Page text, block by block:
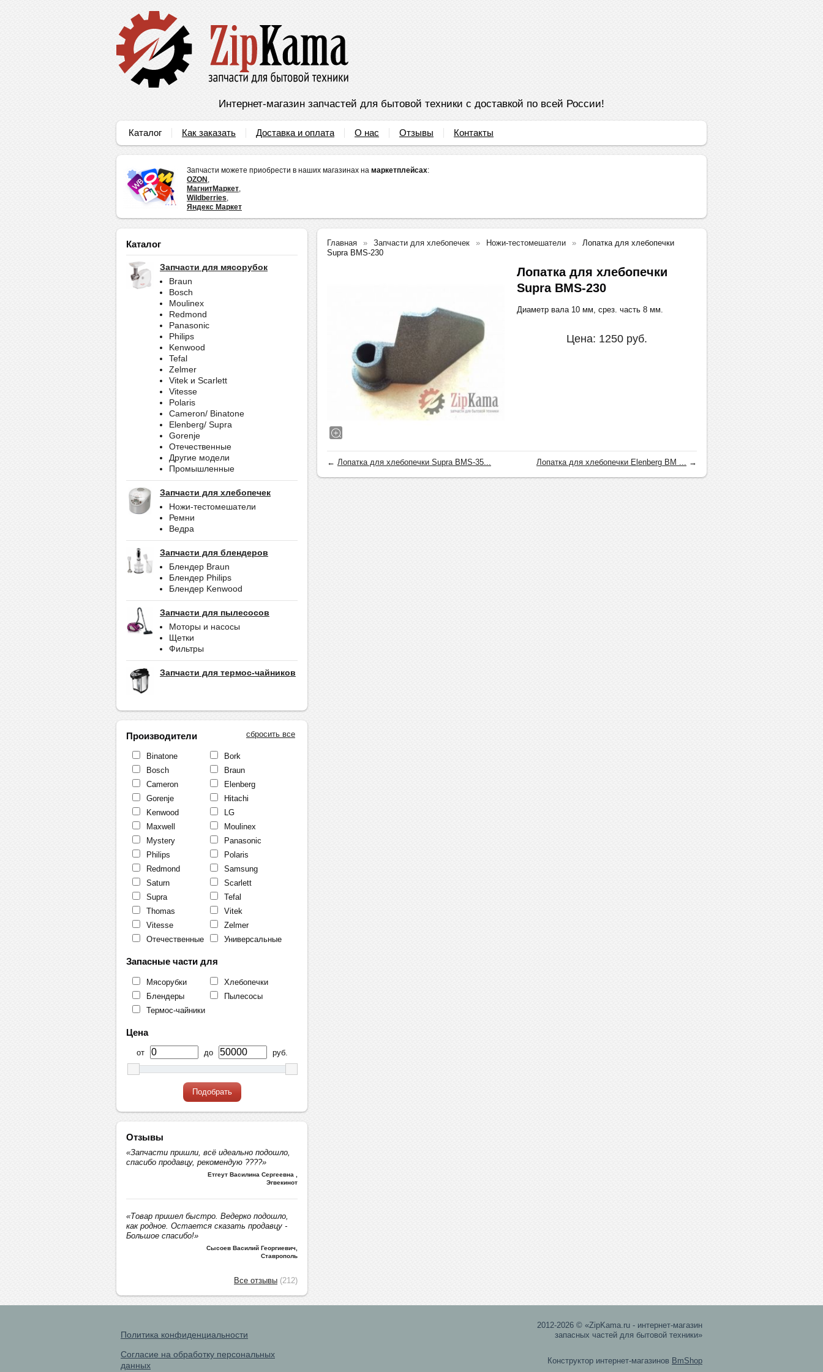
Интернет-магазин запчастей для бытовой техники с доставкой по всей России!
Каталог Как заказать Доставка и оплата О нас Отзывы Контакты
Запчасти можете приобрести в наших магазинах на маркетплейсах:
OZON
МагнитМаркет
Wildberries
Яндекс Маркет
Каталог
Запчасти для мясорубок
Braun
Bosch
Moulinex
Redmond
Panasonic
Philips
Kenwood
Tefal
Zelmer
Vitek и Scarlett
Vitesse
Polaris
Cameron/ Binatone
Elenberg/ Supra
Gorenje
Отечественные
Другие модели
Промышленные
Запчасти для хлебопечек
Ножи-тестомешатели
Ремни
Ведра
Запчасти для блендеров
Блендер Braun
Блендер Philips
Блендер Kenwood
Запчасти для пылесосов
Моторы и насосы
Щетки
Фильтры
Запчасти для термос-чайников
сбросить все
Производители
Binatone
Bork
Bosch
Braun
Cameron
Elenberg
Gorenje
Hitachi
Kenwood
LG
Maxwell
Moulinex
Mystery
Panasonic
Philips
Polaris
Redmond
Samsung
Saturn
Scarlett
Supra
Tefal
Thomas
Vitek
Vitesse
Zelmer
Отечественные
Универсальные
Запасные части для
Мясорубки
Хлебопечки
Блендеры
Пылесосы
Термос-чайники
Цена
от до руб.
Подобрать
Отзывы
«Запчасти пришли, всё идеально подошло,
спасибо продавцу, рекомендую ????»
Етгеут Василина Сергеевна
Эгвекинот
«Товар пришел быстро. Ведерко подошло,
как родное. Остается сказать продавцу -
Большое спасибо!»
Сысоев Василий Георгиевич
Ставрополь
Все отзывы (212)
Главная Запчасти для хлебопечек Ножи-тестомешатели
Лопатка для хлебопечки
Supra BMS-230
Лопатка для хлебопечки
Supra BMS-230
Диаметр вала 10 мм, срез. часть 8 мм.
Цена: 1250 руб.
← Лопатка для хлебопечки Supra BMS-35... Лопатка для хлебопечки Elenberg BM ... →
Политика конфиденциальности
Согласие на обработку персональных
данных
2012-2026 © «ZipKama.ru - интернет-магазин
запасных частей для бытовой техники»
Конструктор интернет-магазинов BmShop